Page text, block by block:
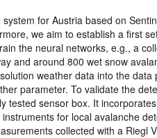
for Austria based on
we aim to establish a first
the neural networks, e.g., a
and around 800 wet snow
weather data into the data
parameter. To validate the
tested sensor box. It
for local avalanche
collected with a Riegl